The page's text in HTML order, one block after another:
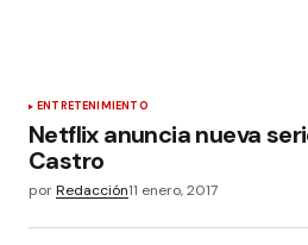
ENTRETENIMIENTO
Netflix anuncia nueva
Castro
porRedacción11 enero, 2017